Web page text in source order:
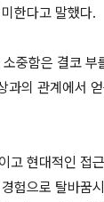
한다고 말했다.
중함은 결코 부
과의 관계에서
고 현대적인 접
험으로 탈바꿈